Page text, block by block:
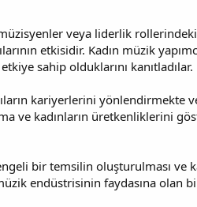
veya liderlik
etkisidir. Kadın müzik
sahip olduklarını kanıtladılar.
kariyerlerini yönlendirmekte
ve kadınların üretkenliklerini
bir temsilin oluşturulması ve
endüstrisinin faydasına olan